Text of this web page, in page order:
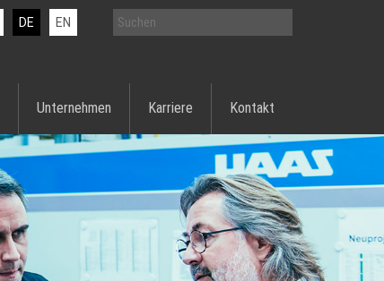
DE EN
Unternehmen Karriere Kontakt